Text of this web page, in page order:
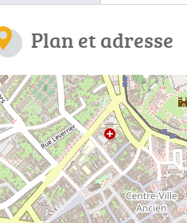
Plan et adresse